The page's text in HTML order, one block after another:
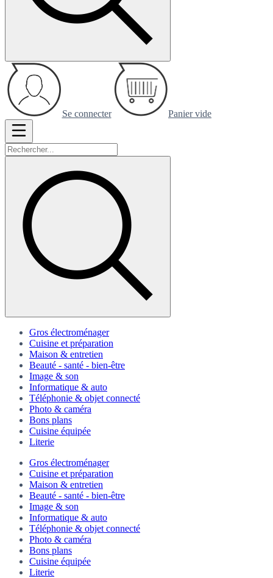
Se connecter Panier vide
Gros électroménager
Cuisine et préparation
Maison & entretien
Beauté - santé - bien-être
Image & son
Informatique & auto
Téléphonie & objet connecté
Photo & caméra
Bons plans
Cuisine équipée
Literie
Gros électroménager
Cuisine et préparation
Maison & entretien
Beauté - santé - bien-être
Image & son
Informatique & auto
Téléphonie & objet connecté
Photo & caméra
Bons plans
Cuisine équipée
Literie